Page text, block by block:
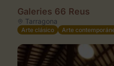
Galeries 66 Reus
Tarragona
Arte clásico Arte